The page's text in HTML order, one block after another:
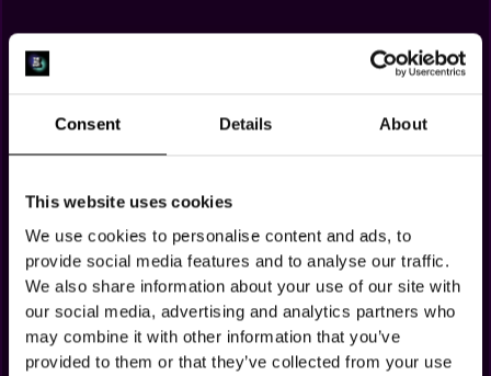
Consent Details About
This website uses cookies
We use cookies to personalise content and ads, to
provide social media features and to analyse our traffic.
We also share information about your use of our site with
our social media, advertising and analytics partners who
may combine it with other information that you’ve
provided to them or that they’ve collected from your use
BALLAOKE BIJ THE
ALL OUT
BELEEF DE ENIGE KARAOKE IN EEN BALLENBAK IN